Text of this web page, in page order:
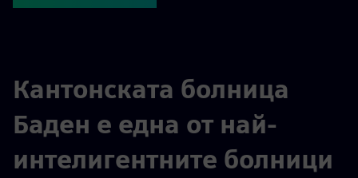
Кантонската болница
Баден е една от най-
интелигентните болници